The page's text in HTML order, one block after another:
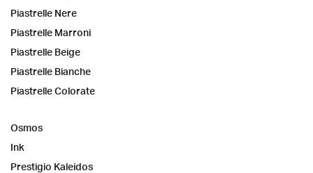
Piastrelle Nere
Piastrelle Marroni
Piastrelle Beige
Piastrelle Bianche
Piastrelle Colorate
Osmos
Ink
Prestigio Kaleidos